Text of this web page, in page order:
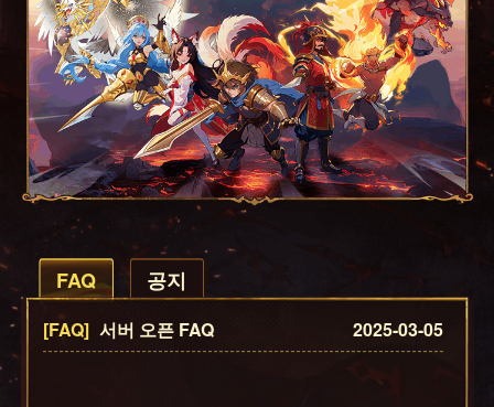
FAQ 공지
[FAQ] 서버 오픈 FAQ 2025-03-05